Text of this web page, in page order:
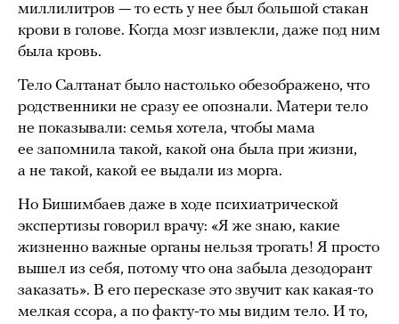
миллилитров — то есть у нее был большой стакан
крови в голове. Когда мозг извлекли, даже под ним
была кровь.
Тело Салтанат было настолько обезображено, что
родственники не сразу ее опознали. Матери тело
не показывали: семья хотела, чтобы мама
ее запомнила такой, какой она была при жизни,
а не такой, какой ее выдали из морга.
Но Бишимбаев даже в ходе психиатрической
экспертизы говорил врачу: «Я же знаю, какие
жизненно важные органы нельзя трогать! Я просто
вышел из себя, потому что она забыла дезодорант
заказать». В его пересказе это звучит как какая-то
мелкая ссора, а по факту-то мы видим тело. И то,